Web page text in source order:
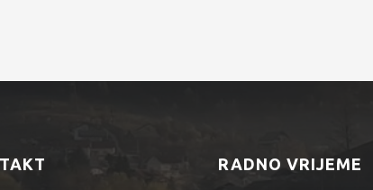
RADNO VRIJEME